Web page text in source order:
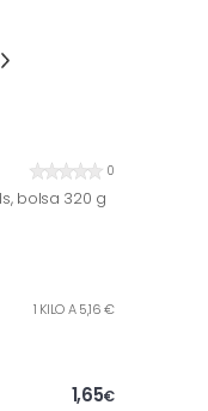
0
bolsa 320 g
1 KILO A 5,16 €
1,65€